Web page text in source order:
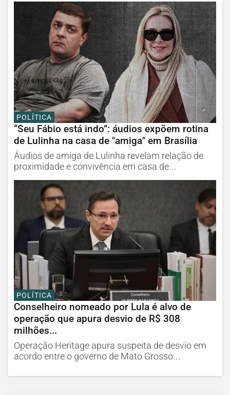
POLÍTICA
“Seu Fábio está indo”: áudios expõem rotina
de Lulinha na casa de "amiga" em Brasília
Áudios de amiga de Lulinha revelam relação de
proximidade e convivência em casa de...
POLÍTICA
Conselheiro nomeado por Lula é alvo de
operação que apura desvio de R$ 308
milhões...
Operação Heritage apura suspeita de desvio em
acordo entre o governo de Mato Grosso...